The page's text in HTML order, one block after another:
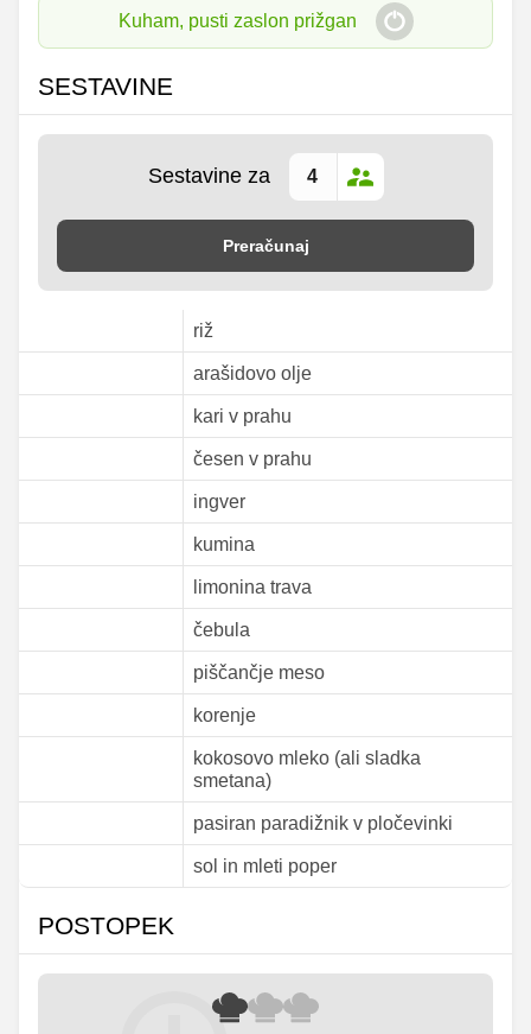
Kuham, pusti zaslon prižgan
SESTAVINE
Sestavine za
Preračunaj
riž
arašidovo olje
kari v prahu
česen v prahu
ingver
kumina
limonina trava
čebula
piščančje meso
korenje
kokosovo mleko (ali sladka
smetana)
pasiran paradižnik v pločevinki
sol in mleti poper
POSTOPEK